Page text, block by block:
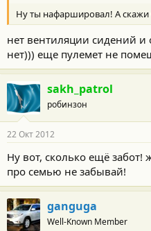
Ну ты нафаршировал! А скажи
нет вентиляции сидений
нет))) еще пулемет не
sakh_patrol
робинзон
22 Окт 2012
Ну вот, сколько ещё забот!
про семью не забывай!
ganguga
Well-Known Member